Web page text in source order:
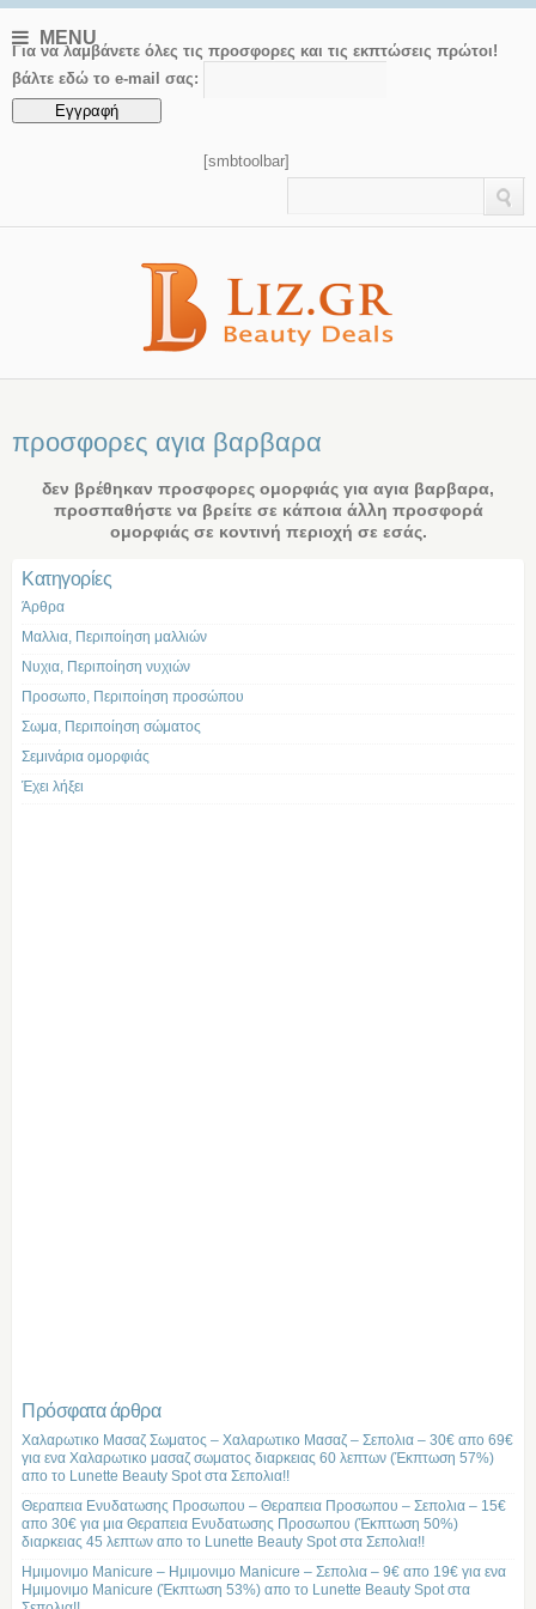
MENU
Για να λαμβάνετε όλες τις προσφορες και τις εκπτώσεις πρώτοι!
βάλτε εδώ το e-mail σας:
[smbtoolbar]
προσφορες αγια βαρβαρα
δεν βρέθηκαν προσφορες ομορφιάς για αγια βαρβαρα,
προσπαθήστε να βρείτε σε κάποια άλλη προσφορά
ομορφιάς σε κοντινή περιοχή σε εσάς.
Kατηγορίες
Άρθρα
Μαλλια, Περιποίηση μαλλιών
Νυχια, Περιποίηση νυχιών
Προσωπο, Περιποίηση προσώπου
Σωμα, Περιποίηση σώματος
Σεμινάρια ομορφιάς
Έχει λήξει
Πρόσφατα άρθρα
Χαλαρωτικο Μασαζ Σωματος – Χαλαρωτικο Μασαζ – Σεπολια – 30€ απο 69€
για ενα Χαλαρωτικο μασαζ σωματος διαρκειας 60 λεπτων (Έκπτωση 57%)
απο το Lunette Beauty Spot στα Σεπολια!!
Θεραπεια Ενυδατωσης Προσωπου – Θεραπεια Προσωπου – Σεπολια – 15€
απο 30€ για μια Θεραπεια Ενυδατωσης Προσωπου (Έκπτωση 50%)
διαρκειας 45 λεπτων απο το Lunette Beauty Spot στα Σεπολια!!
Ημιμονιμο Manicure – Ημιμονιμο Manicure – Σεπολια – 9€ απο 19€ για ενα
Ημιμονιμο Manicure (Έκπτωση 53%) απο το Lunette Beauty Spot στα